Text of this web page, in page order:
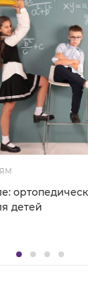
детей